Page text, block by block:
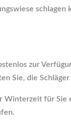
zur
Sie, die
Winterzeit für Sie